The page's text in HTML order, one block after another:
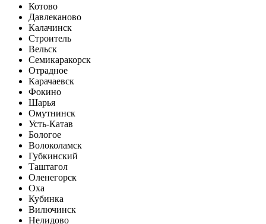
Котово
Давлеканово
Калачинск
Строитель
Вельск
Семикаракорск
Отрадное
Карачаевск
Фокино
Шарья
Омутнинск
Усть-Катав
Бологое
Волоколамск
Губкинский
Таштагол
Оленегорск
Оха
Кубинка
Вилючинск
Нелидово